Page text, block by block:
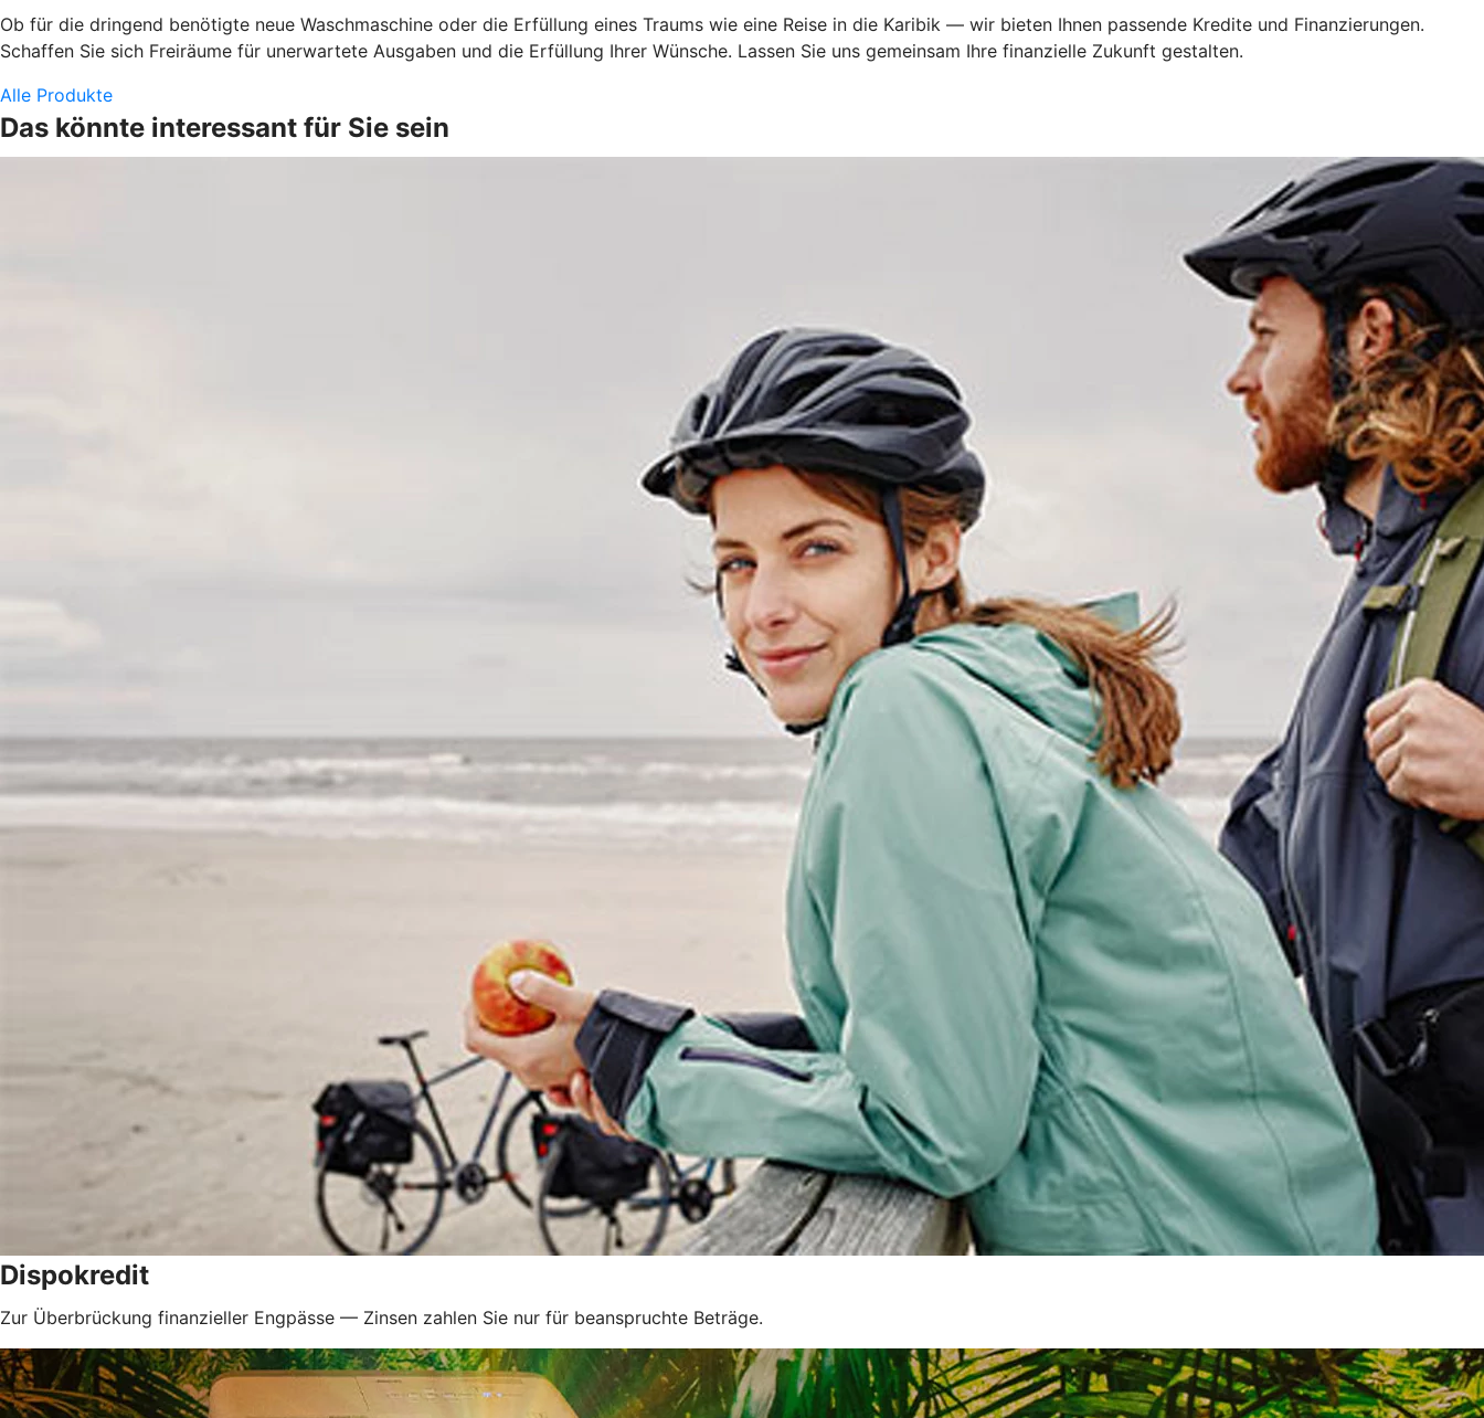
Ob für die dringend benötigte neue Waschmaschine oder die Erfüllung eines Traums wie eine Reise in die Karibik — wir bieten Ihnen passende Kredite und Finanzierungen.
Schaffen Sie sich Freiräume für unerwartete Ausgaben und die Erfüllung Ihrer Wünsche. Lassen Sie uns gemeinsam Ihre finanzielle Zukunft gestalten.
Alle Produkte
Das könnte interessant für Sie sein
Dispokredit
Zur Überbrückung finanzieller Engpässe — Zinsen zahlen Sie nur für beanspruchte Beträge.